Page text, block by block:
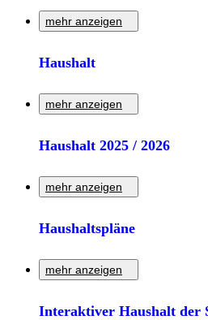
Zur Detailseite
mehr anzeigen
Informationen zum Thema
Zur Detailseite
Haushalt
mehr anzeigen
Informationen zum Haushalt der
Haushalt 2025 / 2026
mehr anzeigen
Informationen zum
Zur Detailseite
Haushaltspläne
mehr anzeigen
Informationen zum
Interaktiver Haushalt der